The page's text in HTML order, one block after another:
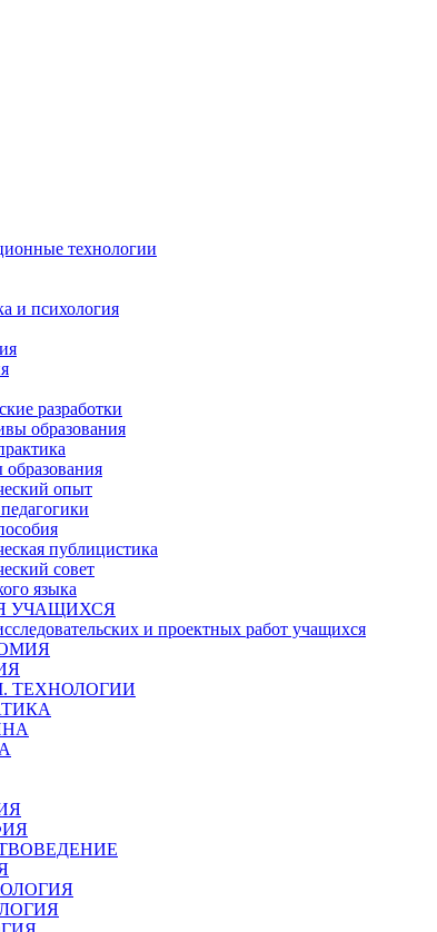
технологии
и психология
разработки
образования
опыт
публицистика
совет
языка
УЧАЩИХСЯ
и проектных работ учащихся
ТЕХНОЛОГИИ